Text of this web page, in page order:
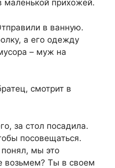
прихожей.
в ванную.
а его одежду
– муж на
смотрит в
за стол посадила.
посовещаться.
мы это
возьмем? Ты в своем